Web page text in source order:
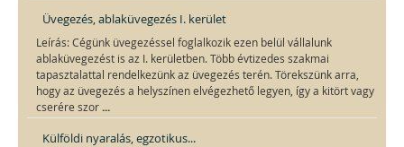
Üvegezés, ablaküvegezés I. kerület
Leírás: Cégünk üvegezéssel foglalkozik ezen belül vállalunk
ablaküvegezést is az I. kerületben. Több évtizedes szakmai
tapasztalattal rendelkezünk az üvegezés terén. Törekszünk arra,
hogy az üvegezés a helyszínen elvégezhető legyen, így a kitört vagy
cserére szor ...
Külföldi nyaralás, egzotikus...